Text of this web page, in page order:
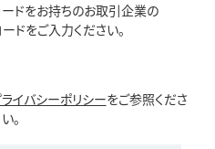
ドをお持ちのお取引企業の
ドをご入力ください。
イバシーポリシーをご参照くださ
い。